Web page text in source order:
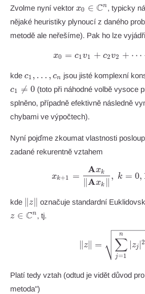
Zvolme nyní vektor x_0 \in
\mathbb{C}^n
x0 ∈ Cn, typicky
nějaké heuristiky plynoucí z daného
metodě ale neřešíme). Pak ho lze
x_0 =
x0 = c1v1 + c2v2 + ⋯
kde c_1,\ldots,c_n
c1 , … , cn jsou jisté komplexní
c1 
= 0 (toto při náhodné volbě vysoce
splněno, případně efektivně následně
chybami ve výpočtech).
Nyní pojďme zkoumat vlastnosti
zadané rekurentně vztahem
xk+1 =
∥Axk
Axk , k = 0,
kde \|z\|
∥z∥ označuje standardní
z ∈ Cn, tj.
\|z\|
∥z∥ =
j=1
∑
n
∣zj ∣2
Platí tedy vztah (odtud je vidět důvod
metoda")